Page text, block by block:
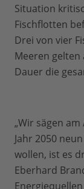
Situation
Fischflotten
Drei von vier
Meeren
Dauer die
„Wir sägen
Jahr 2050
wollen, ist es
Eberhard